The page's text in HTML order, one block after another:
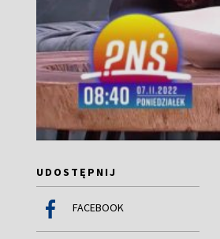
UDOSTĘPNIJ
FACEBOOK